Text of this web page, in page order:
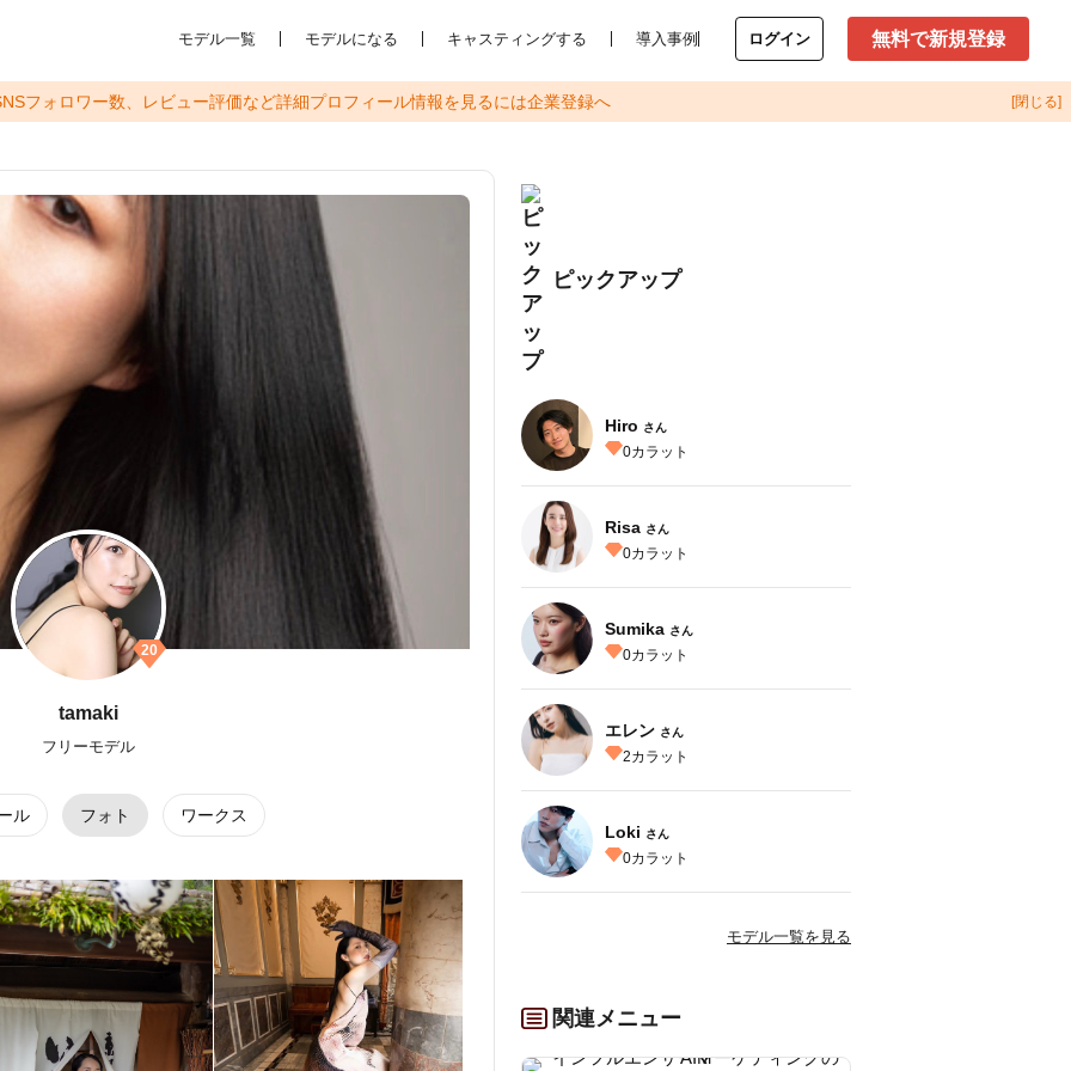
モデル一覧 モデルになる キャスティングする 導入事例 ログイン 無料で新規登録
フォロワー数、レビュー評価など詳細プロフィール情報を見るには企業登録へ [閉じる]
20
tamaki
フリーモデル
ル フォト ワークス
ピックアップ
Hiro さん
0カラット
Risa さん
0カラット
Sumika さん
0カラット
エレン さん
2カラット
Loki さん
0カラット
モデル一覧を見る
関連メニュー